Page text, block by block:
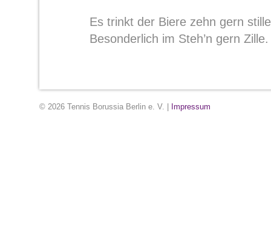
Es trinkt der Biere zehn gern stille
Besonderlich im Steh’n gern Zille.
© 2026 Tennis Borussia Berlin e. V. | Impressum